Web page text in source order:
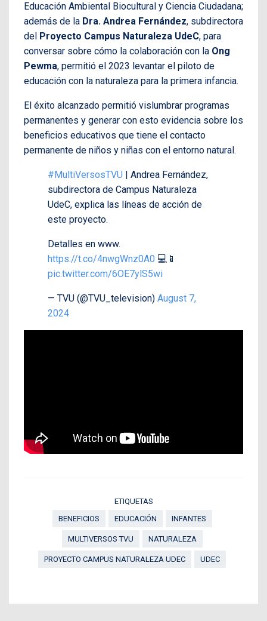
Educación Ambiental Biocultural y Ciencia Ciudadana;
además de la Dra. Andrea Fernández, subdirectora
del Proyecto Campus Naturaleza UdeC, para
conversar sobre cómo la colaboración con la Ong
Pewma, permitió el 2023 levantar el piloto de
educación con la naturaleza para la primera infancia.
El éxito alcanzado permitió vislumbrar programas
permanentes y generar con esto evidencia sobre los
beneficios educativos que tiene el contacto
permanente de niños y niñas con el entorno natural.
#MultiVersosTVU | Andrea Fernández,
subdirectora de Campus Naturaleza
UdeC, explica las líneas de acción de
este proyecto.
Detalles en www.
https://t.co/4nwgWnz0A0 💻📱
pic.twitter.com/6OE7ylS5wi
— TVU (@TVU_television) August 7,
2024
ETIQUETAS
BENEFICIOS
EDUCACIÓN INFANTES
MULTIVERSOS TVU NATURALEZA
PROYECTO CAMPUS NATURALEZA UDEC UDEC